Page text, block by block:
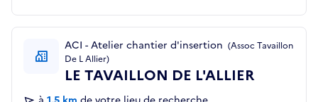
ACI - Atelier chantier d'insertion (Assoc Tavaillon
De L Allier)
LE TAVAILLON DE L'ALLIER